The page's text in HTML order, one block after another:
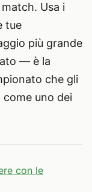
Usa i
tue
più grande
— è la
che gli
uno dei
con le